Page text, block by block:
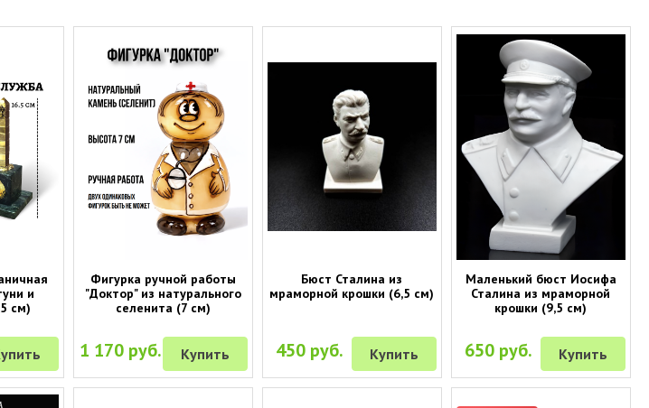
и
см)
Фигурка ручной работы
"Доктор" из натурального
селенита (7 см)
1 170 руб. Купить
Бюст Сталина из
мраморной крошки (6,5 см)
450 руб. Купить
Маленький бюст Иосифа
Сталина из мраморной
крошки (9,5 см)
650 руб. Купить